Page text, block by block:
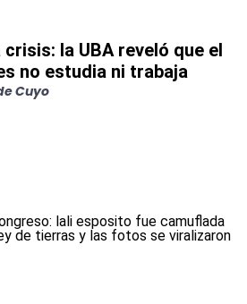
la UBA reveló que el
no estudia ni trabaja
Cuyo